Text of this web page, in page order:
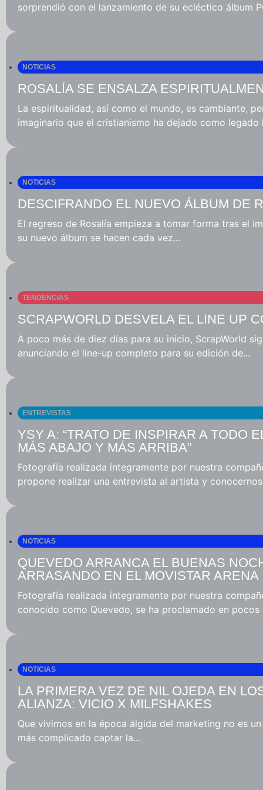
sorprendió con el lanzamiento de su ecléctico álbum
NOTICIAS
ROSALÍA SE ENSALZA
La espiritualidad, así como el mundo, es cambiante,
imaginario que el cristianismo ha dejado como legado
NOTICIAS
DESCIFRANDO EL NUEVO ÁLBUM DE
El regreso de Rosalía empieza a tomar forma tras el
su nuevo álbum se hacen cada vez...
TENDENCIAS
SCRAPWORLD DESVELA EL LINE UP
A poco más de diez días para su inicio, ScrapWorld
anunciando el line-up completo para su edición de...
ENTREVISTAS
YSY A: “TRATO DE INSPIRAR A TODO
MÁS ABAJO Y MÁS ARRIBA”
Fotografía realizada íntegramente por nuestra
propone realizar una entrevista al artista y
NOTICIAS
QUEVEDO ARRANCA EL BUENAS
ARRASANDO EN EL MOVISTAR ARENA
Fotografía realizada íntegramente por nuestra
conocido como Quevedo, se ha proclamado en
NOTICIAS
LA PRIMERA VEZ DE NIL OJEDA EN
ALIANZA: VICIO X MILFSHAKES
Que vivimos en la época álgida del marketing no es
más complicado captar la...